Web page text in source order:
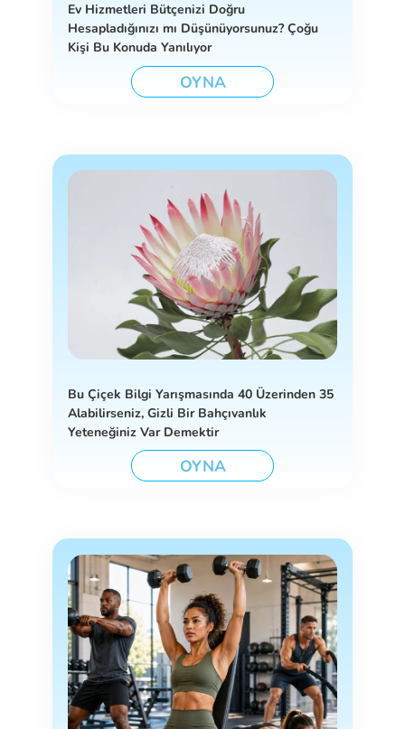
Ev Hizmetleri Bütçenizi Doğru
Hesapladığınızı mı Düşünüyorsunuz? Çoğu
Kişi Bu Konuda Yanılıyor
OYNA
Bu Çiçek Bilgi Yarışmasında 40 Üzerinden 35
Alabilirseniz, Gizli Bir Bahçıvanlık
Yeteneğiniz Var Demektir
OYNA